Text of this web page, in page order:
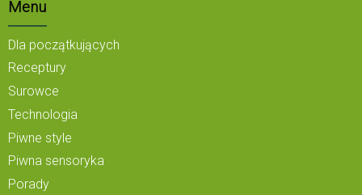
Menu
Dla początkujących
Receptury
Surowce
Technologia
Piwne style
Piwna sensoryka
Porady